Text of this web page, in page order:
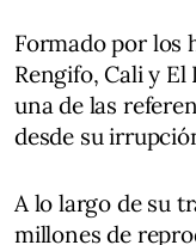
Formado por los
Rengifo, Cali y
una de las
desde su
A lo largo de su
millones de